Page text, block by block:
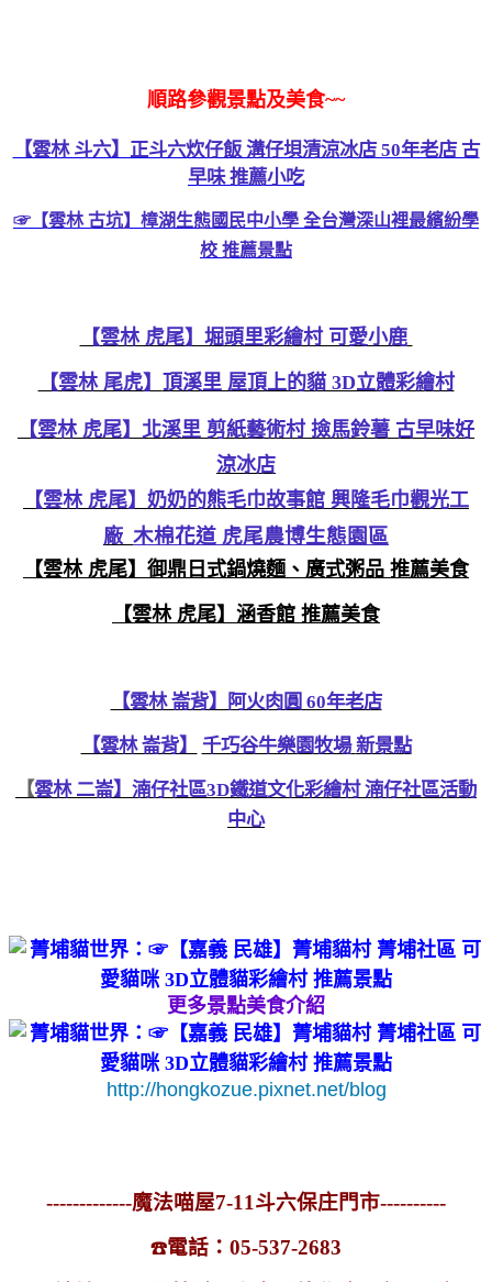
順路參觀景點及美食~~
【雲林 斗六】正斗六炊仔飯 溝仔垻清涼冰店 50年老店 古
早味 推薦小吃
☞【雲林 古坑】樟湖生態國民中小學 全台灣深山裡最繽紛學
校 推薦景點
【雲林 虎尾】堀頭里彩繪村 可愛小鹿
【雲林 尾虎】 頂溪里 屋頂上的貓 3D立體彩繪村
【雲林 虎尾】北溪里 剪紙藝術村 撿馬鈴薯 古早味好
涼冰店
【雲林 虎尾】奶奶的熊毛巾故事館 興隆毛巾觀光工
廠 木棉花道 虎尾農博生態園區
【雲林 虎尾】御鼎日式鍋燒麵、廣式粥品 推薦美食
【雲林 虎尾】涵香館 推薦美食
【雲林 崙背】阿火肉圓 60年老店
【雲林 崙背】 千巧谷牛樂園牧場 新景點
【雲林 二崙】 湳仔社區3D鐵道文化彩繪村 湳仔社區活動
中心
更多景點美食介紹
http://hongkozue.pixnet.net/blog
-------------魔法喵屋7-11斗六保庄門市----------
☎電話：05-537-2683